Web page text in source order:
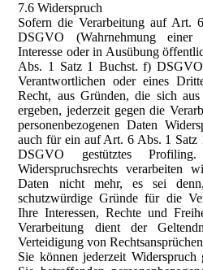
7.6 Widerspruch
Sofern die Verarbeitung auf Art.
DSGVO (Wahrnehmung
Interesse oder in Ausübung
Abs. 1 Satz 1 Buchst. f) DSGVO
Verantwortlichen oder eines
Recht, aus Gründen, die sich
ergeben, jederzeit gegen die
personenbezogenen Daten
auch für ein auf Art. 6 Abs. 1 Satz
DSGVO gestütztes
Widerspruchsrechts verarbeiten
Daten nicht mehr, es sei
schutzwürdige Gründe für die
Ihre Interessen, Rechte und
Verarbeitung dient der
Verteidigung von
Sie können jederzeit